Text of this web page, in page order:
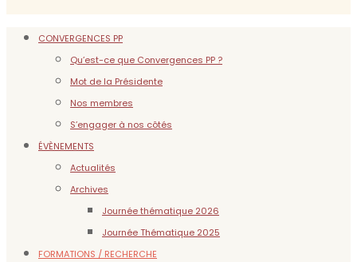
CONVERGENCES PP
Qu’est-ce que Convergences PP ?
Mot de la Présidente
Nos membres
S’engager à nos côtés
ÉVÈNEMENTS
Actualités
Archives
Journée thématique 2026
Journée Thématique 2025
FORMATIONS / RECHERCHE